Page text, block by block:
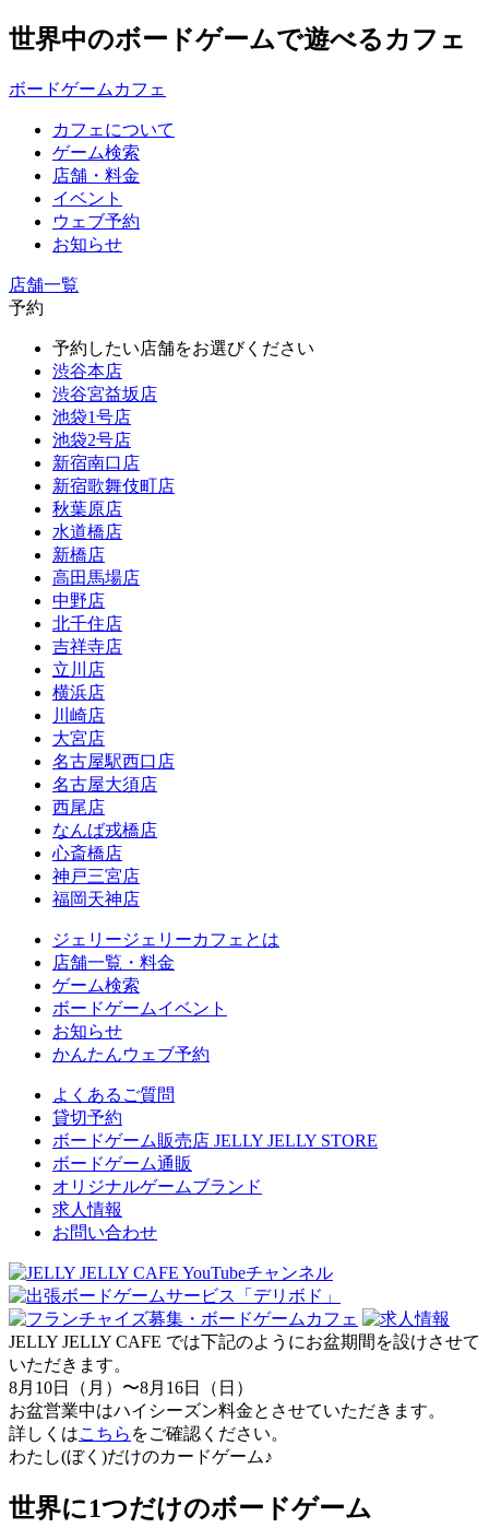
世界中のボードゲームで遊べるカフェ
ボードゲームカフェ
カフェについて
ゲーム検索
店舗・料金
イベント
ウェブ予約
お知らせ
店舗一覧
予約
予約したい店舗をお選びください
渋谷本店
渋谷宮益坂店
池袋1号店
池袋2号店
新宿南口店
新宿歌舞伎町店
秋葉原店
水道橋店
新橋店
高田馬場店
中野店
北千住店
吉祥寺店
立川店
横浜店
川崎店
大宮店
名古屋駅西口店
名古屋大須店
西尾店
なんば戎橋店
心斎橋店
神戸三宮店
福岡天神店
ジェリージェリーカフェとは
店舗一覧・料金
ゲーム検索
ボードゲームイベント
お知らせ
かんたんウェブ予約
よくあるご質問
貸切予約
ボードゲーム販売店 JELLY JELLY STORE
ボードゲーム通販
オリジナルゲームブランド
求人情報
お問い合わせ
JELLY JELLY CAFE では下記のようにお盆期間を設けさせて
いただきます。
8月10日（月）〜8月16日（日）
お盆営業中はハイシーズン料金とさせていただきます。
詳しくはこちら をご確認ください。
わたし(ぼく)だけのカードゲーム♪
世界に1つだけのボードゲーム